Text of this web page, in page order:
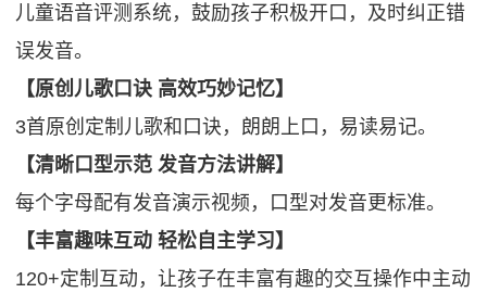
儿童语音评测系统，鼓励孩子积极开口，及时纠正错
误发音。
【原创儿歌口诀 高效巧妙记忆】
3首原创定制儿歌和口诀，朗朗上口，易读易记。
【清晰口型示范 发音方法讲解】
每个字母配有发音演示视频，口型对发音更标准。
【丰富趣味互动 轻松自主学习】
120+定制互动，让孩子在丰富有趣的交互操作中主动